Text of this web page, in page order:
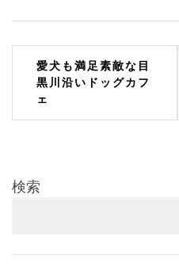
ナ
ゲ
シ
愛犬も満足素敵な目
黒川沿いドッグカフ
ェ
検索